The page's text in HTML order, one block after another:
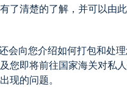
了清楚的了解，并可以由
会向您介绍如何打包和处
您即将前往国家海关对私
现的问题。